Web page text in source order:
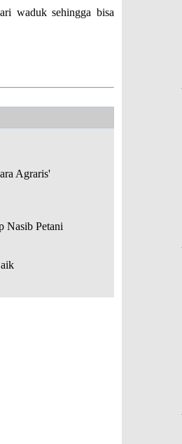
waduk sehingga bisa
Agraris'
Nasib Petani